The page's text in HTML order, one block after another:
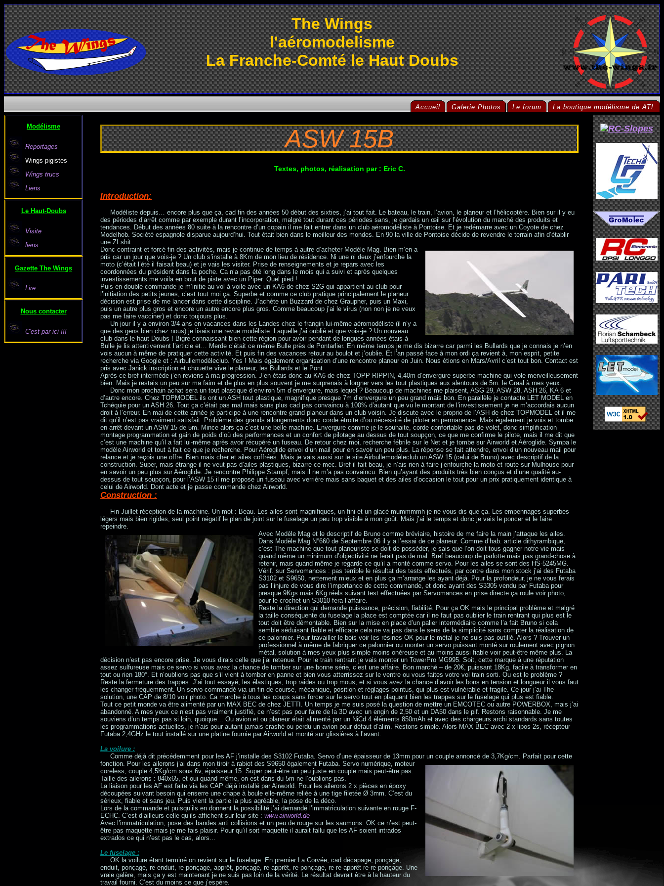
The Wings
l'aéromodelisme
La Franche-Comté le Haut Doubs
Accueil Galerie Photos Le forum La boutique modélisme de ATL
Modélisme
Reportages
Wings pigistes
Wings trucs
Liens
Le Haut-Doubs
Visite
liens
Gazette The Wings
Lire
Nous contacter
C'est par ici !!!
ASW 15B
Textes, photos, réalisation par : Eric C.
Introduction:
Modéliste depuis… encore plus que ça, cad fin des années 50 début des sixties, j’ai tout fait. Le bateau, le train, l’avion, le planeur et l’hélicoptère. Bien sur il y eu
des périodes d’arrêt comme par exemple durant l’incorporation, malgré tout durant ces périodes sans, je gardais un œil sur l’évolution du marché des produits et
tendances. Début des années 80 suite à la rencontre d’un copain il me fait entrer dans un club aéromodéliste à Pontoise. Et je redémarre avec un Coyote de chez
Modelhob. Société espagnole disparue aujourd’hui. Tout était bien dans le meilleur des mondes. En 90 la ville de Pontoise décide de revendre le terrain afin d’établir
une ZI shit.
Donc contraint et forcé fin des activités, mais je continue de temps à autre d’acheter Modèle Mag. Bien m’en a
pris car un jour que vois-je ? Un club s’installe à 8Km de mon lieu de résidence. Ni une ni deux j’enfourche la
moto (c’était l’été il faisait beau) et je vais les visiter. Prise de renseignements et je repars avec les
coordonnées du président dans la poche. Ca n’a pas été long dans le mois qui a suivi et après quelques
investissements me voila en bout de piste avec un Piper. Quel pied !
Puis en double commande je m’initie au vol à voile avec un KA6 de chez S2G qui appartient au club pour
l’initiation des petits jeunes, c’est tout moi ça. Superbe et comme ce club pratique principalement le planeur
décision est prise de me lancer dans cette discipline. J’achète un Buzzard de chez Graupner, puis un Maxi,
puis un autre plus gros et encore un autre encore plus gros. Comme beaucoup j’ai le virus (non non je ne veux
pas me faire vacciner) et donc toujours plus.
Un jour il y a environ 3/4 ans en vacances dans les Landes chez le frangin lui-même aéromodéliste (il n’y a
que des gens bien chez nous) je lisais une revue modéliste. Laquelle j’ai oublié et que vois-je ? Un nouveau
club dans le haut Doubs ! Bigre connaissant bien cette région pour avoir pendant de longues années étais à
Bulle je lis attentivement l’article et… Merde c’était ce même Bulle près de Pontarlier. En même temps je me dis bizarre car parmi les Bullards que je connais je n’en
vois aucun à même de pratiquer cette activité. Et puis fin des vacances retour au boulot et j’oublie. Et l’an passé face à mon ordi ça revient à, mon esprit, petite
recherche via Google et : Airbullemodèleclub. Yes ! Mais également organisation d’une rencontre planeur en Juin. Nous étions en Mars/Avril c’est tout bon. Contact est
pris avec Janick inscription et chouette vive le planeur, les Bullards et le Pont.
Après ce bref intermède j’en reviens à ma progression. J’en étais donc au KA6 de chez TOPP RIPPIN, 4,40m d’envergure superbe machine qui vole merveilleusement
bien. Mais je restais un peu sur ma faim et de plus en plus souvent je me surprenais à lorgner vers les tout plastiques aux alentours de 5m. le Graal à mes yeux.
Donc mon prochain achat sera un tout plastique d’environ 5m d’envergure, mais lequel ? Beaucoup de machines me plaisent, ASG 29, ASW 28, ASH 26, KA 6 et
d’autre encore. Chez TOPMODEL ils ont un ASH tout plastique, magnifique presque 7m d’envergure un peu grand mais bon. En parallèle je contacte LET MODEL en
Tchéquie pour un ASH 26. Tout ça c’était pas mal mais sans plus cad pas convaincu à 100% d’autant que vu le montant de l’investissement je ne m’accordais aucun
droit à l’erreur. En mai de cette année je participe à une rencontre grand planeur dans un club voisin. Je discute avec le proprio de l’ASH de chez TOPMODEL et il me
dit qu’il n’est pas vraiment satisfait. Problème des grands allongements donc corde étroite d’ou nécessité de piloter en permanence. Mais également je vois et tombe
en arrêt devant un ASW 15 de 5m. Mince alors ça c’est une belle machine. Envergure comme je le souhaite, corde confortable pas de volet, donc simplification
montage programmation et gain de poids d’où des performances et un confort de pilotage au dessus de tout soupçon, ce que me confirme le pilote, mais il me dit que
c’est une machine qu’il a fait lui-même après avoir récupéré un fuseau. De retour chez moi, recherche fébrile sur le Net et je tombe sur Airworld et Aéroglide. Sympa le
modèle Airworld et tout à fait ce que je recherche. Pour Aéroglide envoi d’un mail pour en savoir un peu plus. La réponse se fait attendre, envoi d’un nouveau mail pour
relance et je reçois une offre. Bien mais cher et ailes coffrées. Mais je vais aussi sur le site Airbullemodèleclub un ASW 15 (celui de Bruno) avec descriptif de la
construction. Super, mais étrange il ne veut pas d’ailes plastiques, bizarre ce mec. Bref il fait beau, je n’ais rien à faire j’enfourche la moto et route sur Mulhouse pour
en savoir un peu plus sur Aéroglide. Je rencontre Philippe Stampf, mais il ne m’a pas convaincu. Bien qu’ayant des produits très bien conçus et d’une qualité au-
dessus de tout soupçon, pour l’ASW 15 il me propose un fuseau avec verrière mais sans baquet et des ailes d’occasion le tout pour un prix pratiquement identique à
celui de Airworld. Dont acte et je passe commande chez Airworld.
Construction :
Fin Juillet réception de la machine. Un mot : Beau. Les ailes sont magnifiques, un fini et un glacé mummmmh je ne vous dis que ça. Les empennages superbes
légers mais bien rigides, seul point négatif le plan de joint sur le fuselage un peu trop visible à mon goût. Mais j’ai le temps et donc je vais le poncer et le faire
repeindre.
Avec Modèle Mag et le descriptif de Bruno comme bréviaire, histoire de me faire la main j’attaque les ailes.
Dans Modèle Mag N°660 de Septembre 06 il y a l’essai de ce planeur. Comme d’hab. article dithyrambique,
c’est The machine que tout planeuriste se doit de posséder, je sais que l’on doit tous gagner notre vie mais
quand même un minimum d’objectivité ne ferait pas de mal. Bref beaucoup de parlotte mais pas grand-chose à
retenir, mais quand même je regarde ce qu’il a monté comme servo. Pour les ailes se sont des HS-5245MG.
Vérif. sur Servomances : pas terrible le résultat des tests effectués, par contre dans mon stock j’ai des Futaba
S3102 et S9650, nettement mieux et en plus ça m’arrange les ayant déjà. Pour la profondeur, je ne vous ferais
pas l’injure de vous dire l’importance de cette commande, et donc ayant des S3305 vendu par Futaba pour
presque 9Kgs mais 6Kg réels suivant test effectuées par Servomances en prise directe ça roule voir photo,
pour le crochet un S3010 fera l’affaire.
Reste la direction qui demande puissance, précision, fiabilité. Pour ça OK mais le principal problème et malgré
la taille conséquente du fuselage la place est comptée car il ne faut pas oublier le train rentrant qui plus est le
tout doit être démontable. Bien sur la mise en place d’un palier intermédiaire comme l’a fait Bruno si cela
semble séduisant fiable et efficace cela ne va pas dans le sens de la simplicité sans compter la réalisation de
ce palonnier. Pour travailler le bois voir les résines OK pour le métal je ne suis pas outillé. Alors ? Trouver un
professionnel à même de fabriquer ce palonnier ou monter un servo puissant monté sur roulement avec pignon
métal, solution à mes yeux plus simple moins onéreuse et au moins aussi fiable voir peut-être même plus. La
décision n’est pas encore prise. Je vous dirais celle que j’ai retenue. Pour le train rentrant je vais monter un TowerPro MG995. Soit, cette marque à une réputation
assez sulfureuse mais ce servo si vous avez la chance de tomber sur une bonne série, c’est une affaire. Bon marché – de 20€, puissant 18Kg, facile à transformer en
tout ou rien 180°. Et n’oublions pas que s’il vient à tomber en panne et bien vous atterrissez sur le ventre ou vous faites votre vol train sorti. Ou est le problème ?
Reste la fermeture des trappes. J’ai tout essayé, les élastiques, trop raides ou trop mous, et si vous avez la chance d’avoir les bons en tension et longueur il vous faut
les changer fréquemment. Un servo commandé via un fin de course, mécanique, position et réglages pointus, qui plus est vulnérable et fragile. Ce jour j’ai The
solution, une CAP de 8/10 voir photo. Ca marche à tous les coups sans forcer sur le servo tout en plaquant bien les trappes sur le fuselage qui plus est fiable.
Tout ce petit monde va être alimenté par un MAX BEC de chez JETTI. Un temps je me suis posé la question de mettre un EMCOTEC ou autre POWERBOX, mais j’ai
abandonné. A mes yeux ce n’est pas vraiment justifié, ce n’est pas pour faire de la 3D avec un engin de 2,50 et un DA50 dans le pif. Restons raisonnable. Je me
souviens d’un temps pas si loin, quoique… Ou avion et ou planeur était alimenté par un NiCd 4 éléments 850mAh et avec des chargeurs archi standards sans toutes
les programmations actuelles, je n’ais pour autant jamais crashé ou perdu un avion pour défaut d’alim. Restons simple. Alors MAX BEC avec 2 x lipos 2s, récepteur
Futaba 2,4GHz le tout installé sur une platine fournie par Airworld et monté sur glissières à l’avant.
La voilure :
Comme déjà dit précédemment pour les AF j’installe des S3102 Futaba. Servo d’une épaisseur de 13mm pour un couple annoncé de 3,7Kg/cm. Parfait pour cette
fonction. Pour les ailerons j’ai dans mon tiroir à rabiot des S9650 également Futaba. Servo numérique, moteur
coreless, couple 4,5Kg/cm sous 6v, épaisseur 15. Super peut-être un peu juste en couple mais peut-être pas.
Taille des ailerons : 840x65, et oui quand même, on est dans du 5m ne l’oublions pas.
La liaison pour les AF est faite via les CAP déjà installé par Airworld. Pour les ailerons 2 x pièces en époxy
découpées suivant besoin qui enserre une chape à boule elle-même reliée à une tige filetée Ø 3mm. C’est du
sérieux, fiable et sans jeu. Puis vient la partie la plus agréable, la pose de la déco.
Lors de la commande et puisqu’ils en donnent la possibilité j’ai demandé l’immatriculation suivante en rouge F-
ECHC. C’est d’ailleurs celle qu’ils affichent sur leur site : www.airworld.de
Avec l’immatriculation, pose des bandes anti collisions et un peu de rouge sur les saumons. OK ce n’est peut-
être pas maquette mais je me fais plaisir. Pour qu’il soit maquette il aurait fallu que les AF soient intrados
extrados ce qui n’est pas le cas, alors...
Le fuselage :
OK la voilure étant terminé on revient sur le fuselage. En premier La Corvée, cad décapage, ponçage,
enduit, ponçage, re-enduit, re-ponçage, apprêt, ponçage, re-apprêt, re-ponçage, re-re-apprêt re-re-ponçage. Une
vraie galère, mais ça y est maintenant je ne suis pas loin de la vérité. Le résultat devrait être à la hauteur du
travail fourni. C’est du moins ce que j’espère.